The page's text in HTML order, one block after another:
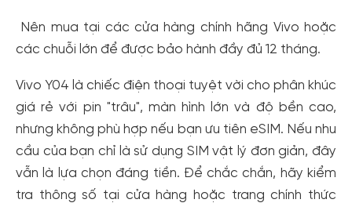
Nên mua tại các cửa hàng chính hãng Vivo hoặc
các chuỗi lớn để được bảo hành đầy đủ 12 tháng.
Vivo Y04 là chiếc điện thoại tuyệt vời cho phân khúc
giá rẻ với pin "trâu", màn hình lớn và độ bền cao,
nhưng không phù hợp nếu bạn ưu tiên eSIM. Nếu nhu
cầu của bạn chỉ là sử dụng SIM vật lý đơn giản, đây
vẫn là lựa chọn đáng tiền. Để chắc chắn, hãy kiểm
tra thông số tại cửa hàng hoặc trang chính thức